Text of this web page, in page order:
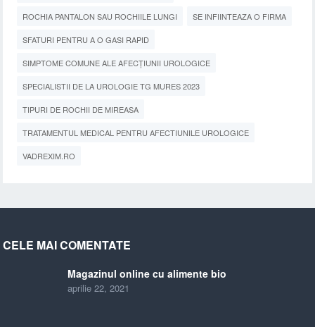
ROCHIA PANTALON SAU ROCHIILE LUNGI SE INFIINTEAZA O FIRMA
SFATURI PENTRU A O GASI RAPID
SIMPTOME COMUNE ALE AFECȚIUNII UROLOGICE
SPECIALISTII DE LA UROLOGIE TG MURES 2023
TIPURI DE ROCHII DE MIREASA
TRATAMENTUL MEDICAL PENTRU AFECTIUNILE UROLOGICE
VADREXIM.RO
CELE MAI COMENTATE
Magazinul online cu alimente bio
aprilie 22, 2021